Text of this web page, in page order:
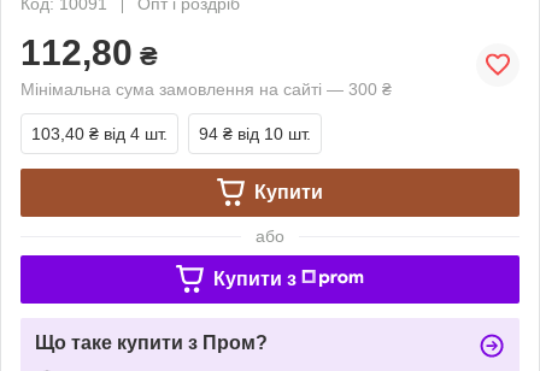
112,80 ₴
Мінімальна сума замовлення на сайті — 300 ₴
103,40 ₴ від 4 шт. 94 ₴ від 10 шт.
Купити
або
Купити з
Що таке купити з Пром?